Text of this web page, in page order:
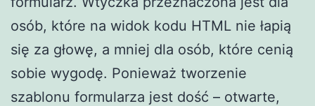
osób, które na widok kodu HTML nie łapią
się za głowę, a mniej dla osób, które cenią
sobie wygodę. Ponieważ tworzenie
szablonu formularza jest dość – otwarte,